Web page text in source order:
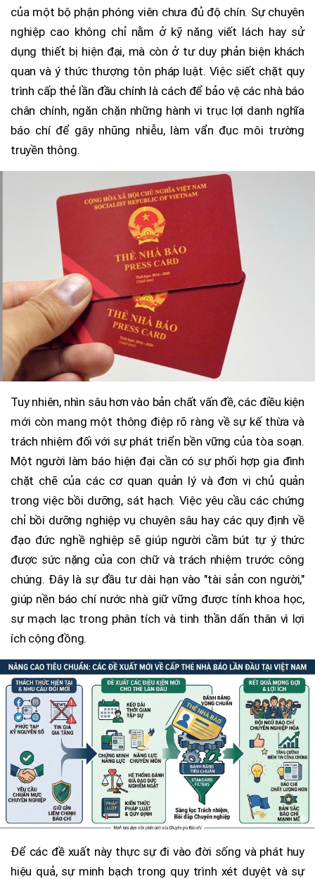
của một bộ phận phóng viên chưa đủ độ chín. Sự chuyên
nghiệp cao không chỉ nằm ở kỹ năng viết lách hay sử
dụng thiết bị hiện đại, mà còn ở tư duy phản biện khách
quan và ý thức thượng tôn pháp luật. Việc siết chặt quy
trình cấp thẻ lần đầu chính là cách để bảo vệ các nhà báo
chân chính, ngăn chặn những hành vi trục lợi danh nghĩa
báo chí để gây nhũng nhiễu, làm vẩn đục môi trường
truyền thông.
Tuy nhiên, nhìn sâu hơn vào bản chất vấn đề, các điều kiện
mới còn mang một thông điệp rõ ràng về sự kế thừa và
trách nhiệm đối với sự phát triển bền vững của tòa soạn.
Một người làm báo hiện đại cần có sự phối hợp gia đình
chặt chẽ của các cơ quan quản lý và đơn vị chủ quản
trong việc bồi dưỡng, sát hạch. Việc yêu cầu các chứng
chỉ bồi dưỡng nghiệp vụ chuyên sâu hay các quy định về
đạo đức nghề nghiệp sẽ giúp người cầm bút tự ý thức
được sức nặng của con chữ và trách nhiệm trước công
chúng. Đây là sự đầu tư dài hạn vào "tài sản con người,"
giúp nền báo chí nước nhà giữ vững được tính khoa học,
sự mạch lạc trong phân tích và tinh thần dấn thân vì lợi
ích cộng đồng.
Để các đề xuất này thực sự đi vào đời sống và phát huy
hiệu quả, sự minh bạch trong quy trình xét duyệt và sự